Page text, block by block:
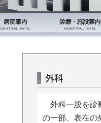
看護部
フロアマップ
外科一般を診
の一部、表在の